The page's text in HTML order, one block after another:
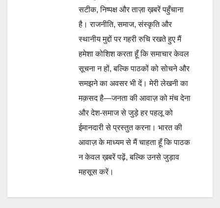
सटीक, निष्पक्ष और ताज़ा ख़बरें पहुँचाना
है। राजनीति, समाज, संस्कृति और
स्थानीय मुद्दों पर गहरी रुचि रखते हुए मैं
हमेशा कोशिश करता हूँ कि समाचार केवल
सूचना न हों, बल्कि पाठकों को सोचने और
समझने का अवसर भी दें। मेरी लेखनी का
मक़सद है—जनता की आवाज़ को मंच देना
और देश-समाज से जुड़े हर पहलू को
ईमानदारी से प्रस्तुत करना। भारत की
आवाज़ के माध्यम से मैं चाहता हूँ कि पाठक
न केवल ख़बरें पढ़ें, बल्कि उनसे जुड़ाव
महसूस करें।